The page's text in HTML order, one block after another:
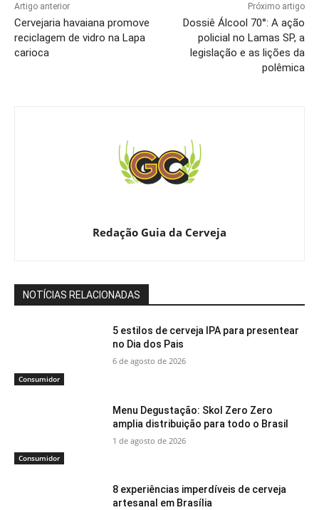
Artigo anterior
Cervejaria havaiana promove
reciclagem de vidro na Lapa
carioca
Próximo artigo
Dossiê Álcool 70°: A ação
policial no Lamas SP, a
legislação e as lições da
polêmica
Redação Guia da Cerveja
NOTÍCIAS RELACIONADAS
Consumidor
5 estilos de cerveja IPA para presentear
no Dia dos Pais
6 de agosto de 2026
Consumidor
Menu Degustação: Skol Zero Zero
amplia distribuição para todo o Brasil
1 de agosto de 2026
8 experiências imperdíveis de cerveja
artesanal em Brasília